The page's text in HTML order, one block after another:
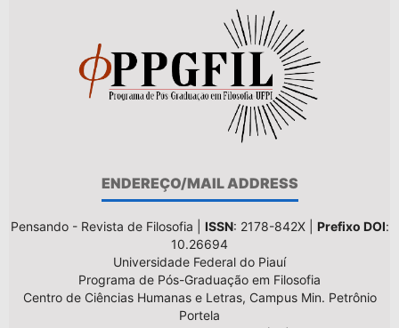
ENDEREÇO/MAIL ADDRESS
Pensando - Revista de Filosofia | ISSN: 2178-842X | Prefixo DOI:
10.26694
Universidade Federal do Piauí
Programa de Pós-Graduação em Filosofia
Centro de Ciências Humanas e Letras, Campus Min. Petrônio
Portela